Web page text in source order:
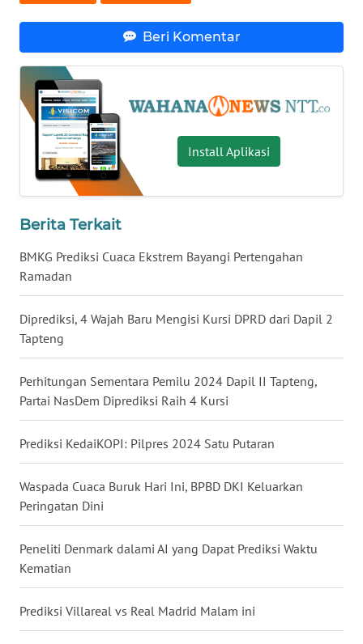
Beri Komentar
Install Aplikasi
Berita Terkait
BMKG Prediksi Cuaca Ekstrem Bayangi Pertengahan
Ramadan
Diprediksi, 4 Wajah Baru Mengisi Kursi DPRD dari Dapil 2
Tapteng
Perhitungan Sementara Pemilu 2024 Dapil II Tapteng,
Partai NasDem Diprediksi Raih 4 Kursi
Prediksi KedaiKOPI: Pilpres 2024 Satu Putaran
Waspada Cuaca Buruk Hari Ini, BPBD DKI Keluarkan
Peringatan Dini
Peneliti Denmark dalami AI yang Dapat Prediksi Waktu
Kematian
Prediksi Villareal vs Real Madrid Malam ini
WN
KALTARA
WN
KALSEL
WN
WN
SULSEL
WN
GORONTALO
WN
SULUT
WN